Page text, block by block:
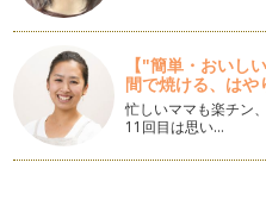
おりがみ
『おりがみ』って素晴らしい
芸術であり、文化であるの…
和の暦
和の文化や日本の伝統行事を
暦といわれる和の暦ですね。
【"簡単・おいし
間で焼ける、はや
忙しいママも楽チン
11回目は思い…